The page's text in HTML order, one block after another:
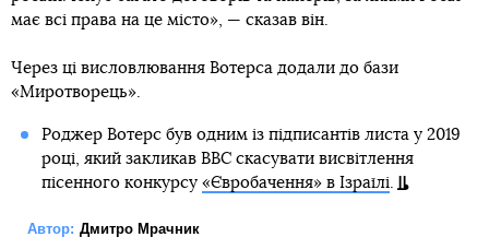
має всі права на це місто», — сказав він.
Через ці висловлювання Вотерса додали до бази
«Миротворець».
Роджер Вотерс був одним із підписантів листа у 2019
році, який закликав ВВС скасувати висвітлення
пісенного конкурсу «Євробачення» в Ізраїлі.
Автор: Дмитро Мрачник